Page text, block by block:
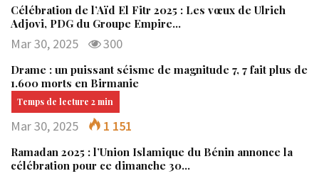
Célébration de l’Aïd El Fitr 2025 : Les vœux de Ulrich
Adjovi, PDG du Groupe Empire…
Mar 30, 2025 300
Drame : un puissant séisme de magnitude 7, 7 fait plus de
1.600 morts en Birmanie
Mar 30, 2025 1 151
Ramadan 2025 : l’Union Islamique du Bénin annonce la
célébration pour ce dimanche 30…